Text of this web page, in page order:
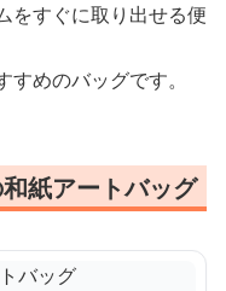
をすぐに取り出せる便
めのバッグです。
紙アートバッグ